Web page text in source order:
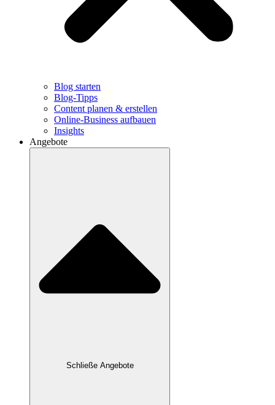
Blog starten
Blog-Tipps
Content planen & erstellen
Online-Business aufbauen
Insights
Angebote
Schließe Angebote